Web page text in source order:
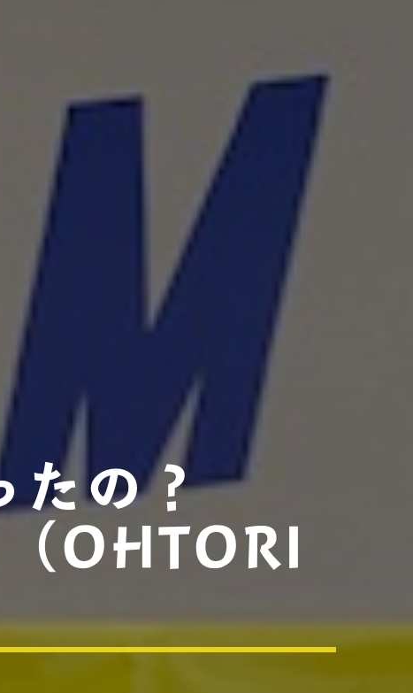
たの？
OHTORI